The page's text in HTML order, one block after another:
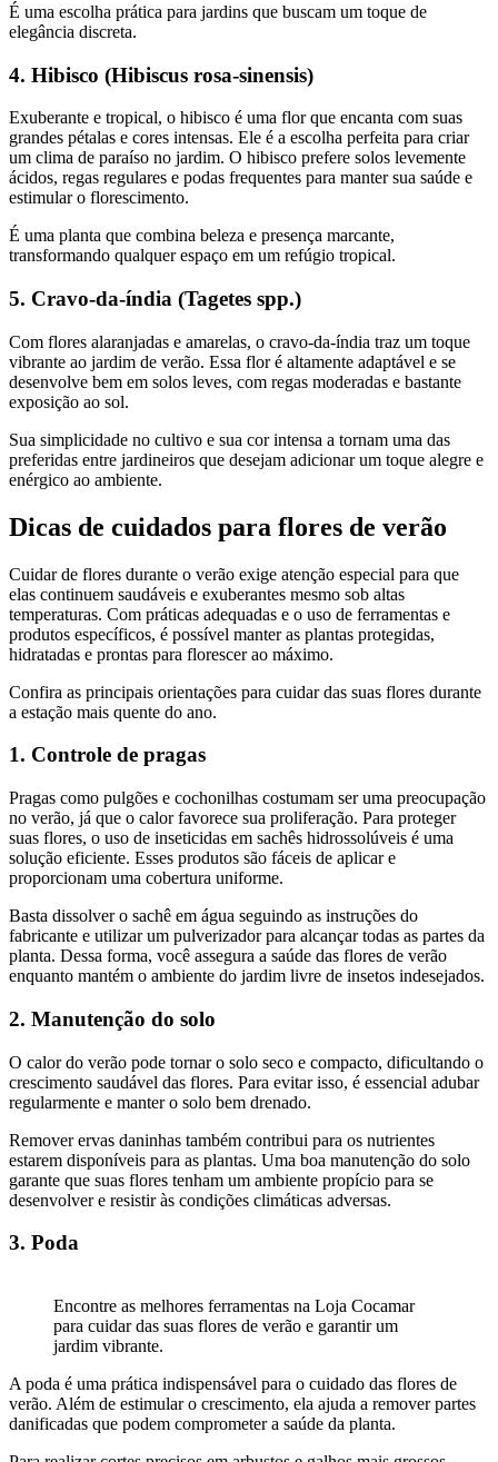
É uma escolha prática para jardins que buscam um toque de
elegância discreta.
4. Hibisco (Hibiscus rosa-sinensis)
Exuberante e tropical, o hibisco é uma flor que encanta com suas
grandes pétalas e cores intensas. Ele é a escolha perfeita para criar
um clima de paraíso no jardim. O hibisco prefere solos levemente
ácidos, regas regulares e podas frequentes para manter sua saúde e
estimular o florescimento.
É uma planta que combina beleza e presença marcante,
transformando qualquer espaço em um refúgio tropical.
5. Cravo-da-índia (Tagetes spp.)
Com flores alaranjadas e amarelas, o cravo-da-índia traz um toque
vibrante ao jardim de verão. Essa flor é altamente adaptável e se
desenvolve bem em solos leves, com regas moderadas e bastante
exposição ao sol.
Sua simplicidade no cultivo e sua cor intensa a tornam uma das
preferidas entre jardineiros que desejam adicionar um toque alegre e
enérgico ao ambiente.
Dicas de cuidados para flores de verão
Cuidar de flores durante o verão exige atenção especial para que
elas continuem saudáveis e exuberantes mesmo sob altas
temperaturas. Com práticas adequadas e o uso de ferramentas e
produtos específicos, é possível manter as plantas protegidas,
hidratadas e prontas para florescer ao máximo.
Confira as principais orientações para cuidar das suas flores durante
a estação mais quente do ano.
1. Controle de pragas
Pragas como pulgões e cochonilhas costumam ser uma preocupação
no verão, já que o calor favorece sua proliferação. Para proteger
suas flores, o uso de inseticidas em sachês hidrossolúveis é uma
solução eficiente. Esses produtos são fáceis de aplicar e
proporcionam uma cobertura uniforme.
Basta dissolver o sachê em água seguindo as instruções do
fabricante e utilizar um pulverizador para alcançar todas as partes da
planta. Dessa forma, você assegura a saúde das flores de verão
enquanto mantém o ambiente do jardim livre de insetos indesejados.
2. Manutenção do solo
O calor do verão pode tornar o solo seco e compacto, dificultando o
crescimento saudável das flores. Para evitar isso, é essencial adubar
regularmente e manter o solo bem drenado.
Remover ervas daninhas também contribui para os nutrientes
estarem disponíveis para as plantas. Uma boa manutenção do solo
garante que suas flores tenham um ambiente propício para se
desenvolver e resistir às condições climáticas adversas.
3. Poda
Encontre as melhores ferramentas na Loja Cocamar
para cuidar das suas flores de verão e garantir um
jardim vibrante.
A poda é uma prática indispensável para o cuidado das flores de
verão. Além de estimular o crescimento, ela ajuda a remover partes
danificadas que podem comprometer a saúde da planta.